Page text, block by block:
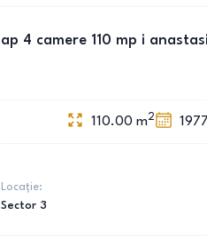
ap 4 camere 110 mp i
110.00 m2
Locație:
Sector 3